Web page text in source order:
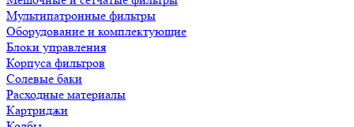
Мультипатронные фильтры
Оборудование и комплектующие
Блоки управления
Корпуса фильтров
Солевые баки
Расходные материалы
Картриджи